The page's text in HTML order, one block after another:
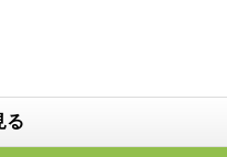
る